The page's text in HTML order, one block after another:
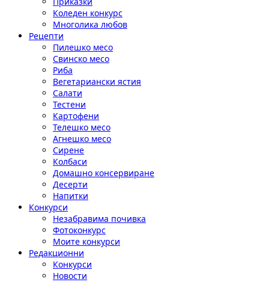
Коледен конкурс
Многолика любов
Рецепти
Пилешко месо
Свинско месо
Риба
Вегетариански ястия
Салати
Тестени
Картофени
Телешко месо
Агнешко месо
Сирене
Колбаси
Домашно консервиране
Десерти
Напитки
Конкурси
Незабравима почивка
Фотоконкурс
Моите конкурси
Редакционни
Конкурси
Новости